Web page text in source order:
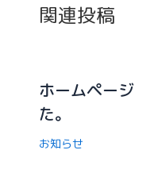
関連投稿
ホームページ
た。
お知らせ